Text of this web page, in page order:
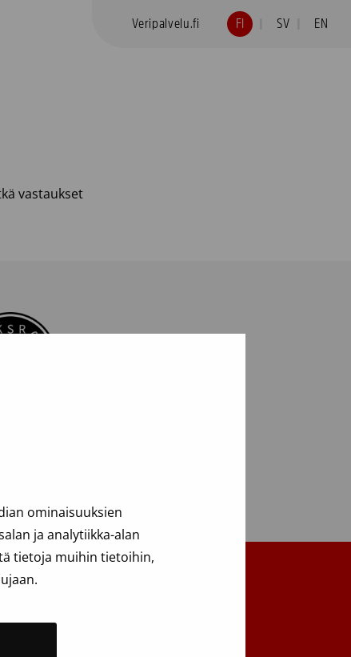
ominaisuuksien
ja analytiikka-alan
tietoja muihin tietoihin,
Veripalvelu.fi FI SV EN
vastaukset